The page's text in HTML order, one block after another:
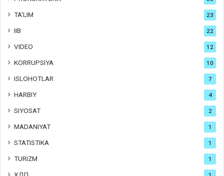
TA'LIM 23
IIB 22
VIDEO 12
KORRUPSIYA 10
ISLOHOTLAR 7
HARBIY 4
SIYOSAT 2
MADANIYAT 1
STATISTIKA 1
TURIZM 1